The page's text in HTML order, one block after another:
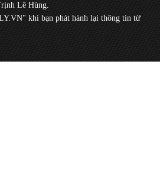
Lê Hùng.
khi bạn phát hành lại thông tin từ